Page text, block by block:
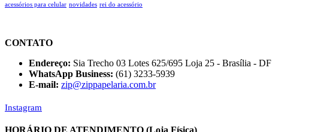
acessórios para celular novidades rei do acessório
CONTATO
Endereço: Sia Trecho 03 Lotes 625/695 Loja 25 - Brasília - DF
WhatsApp Business: (61) 3233-5939
E-mail: zip@zippapelaria.com.br
Instagram
HORÁRIO DE ATENDIMENTO (Loja Física)